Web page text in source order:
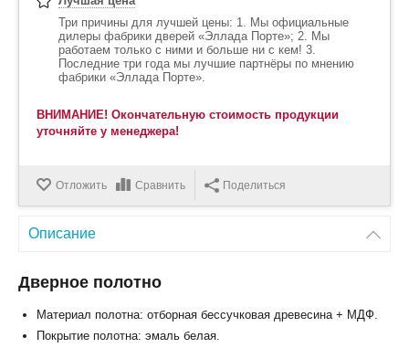
Три причины для лучшей цены: 1. Мы официальные
дилеры фабрики дверей «Эллада Порте»; 2. Мы
работаем только с ними и больше ни с кем! 3.
Последние три года мы лучшие партнёры по мнению
фабрики «Эллада Порте».
ВНИМАНИЕ! Окончательную стоимость продукции
уточняйте у менеджера!
Отложить Сравнить Поделиться
Описание
Дверное полотно
Материал полотна: отборная бессучковая древесина + МДФ.
Покрытие полотна: эмаль белая.